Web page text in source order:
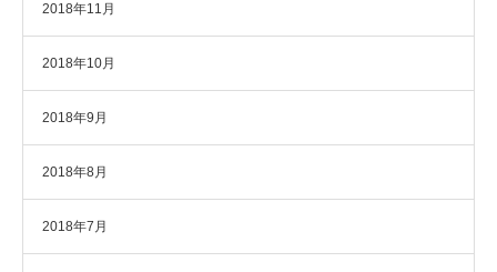
2018年11月
2018年10月
2018年9月
2018年8月
2018年7月